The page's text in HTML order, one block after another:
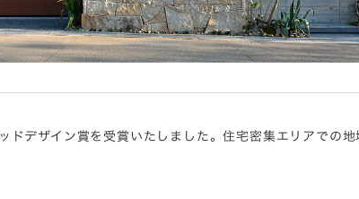
デザイン賞を受賞いたしました。住宅密集エリアでの